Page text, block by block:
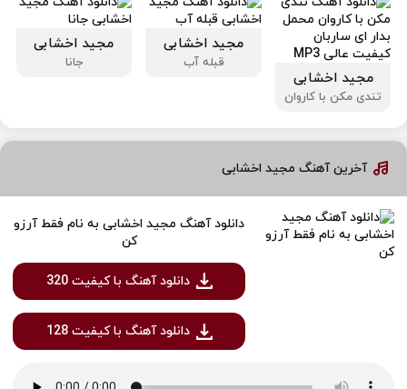
مجید اخشابی
تندی مکن با کاروان
مجید اخشابی
قبله آب
مجید اخشابی
جانا
آخرین آهنگ مجید اخشابی
دانلود آهنگ مجید اخشابی به نام فقط آرزو
کن
دانلود آهنگ با کیفیت 320
دانلود آهنگ با کیفیت 128